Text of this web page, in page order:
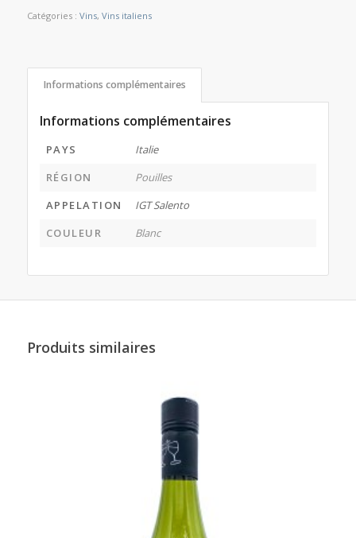
Catégories : Vins, Vins italiens
Informations complémentaires
Informations complémentaires
PAYS
Italie
RÉGION
Pouilles
APPELATION
IGT Salento
COULEUR
Blanc
Produits similaires